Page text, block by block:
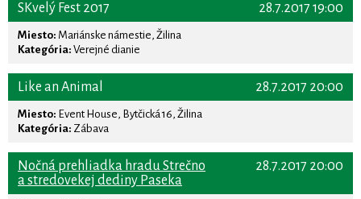
28.7.2017 19:00
SKvelý Fest 2017
Miesto: Mariánske námestie, Žilina
Kategória: Verejné dianie
28.7.2017 20:00
Like an Animal
Miesto: Event House, Bytčická 16, Žilina
Kategória: Zábava
28.7.2017 20:00
Nočná prehliadka hradu Strečno
a stredovekej dediny Paseka